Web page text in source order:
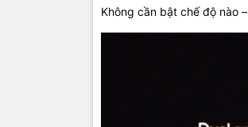
Không cần bật chế độ nào –